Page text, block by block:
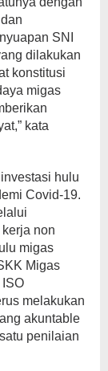
SNI
dilakukan
konstitusi
migas
kata
hulu
Covid-19.
non
migas
Migas
melakukan
akuntable
penilaian